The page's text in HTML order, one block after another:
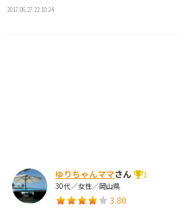
2017.06.27 22:10:24
ゆりちゃんママさん
1
30代／女性／岡山県
3.80